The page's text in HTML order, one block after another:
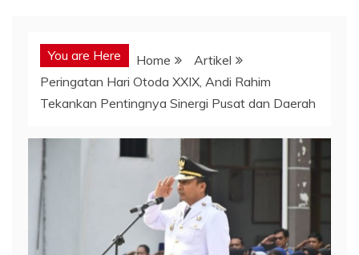
You are Here Home
Artikel
Peringatan Hari Otoda XXIX, Andi Rahim
Tekankan Pentingnya Sinergi Pusat dan Daerah